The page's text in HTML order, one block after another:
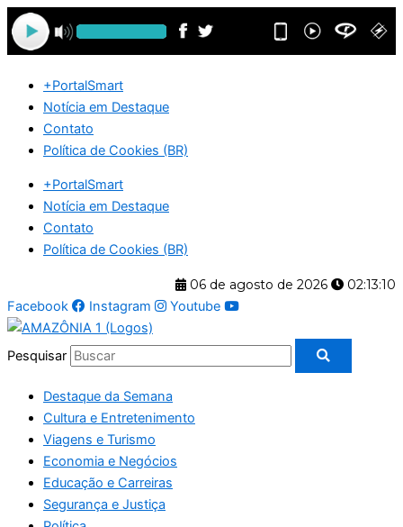
Ir
para
o
+PortalSmart
Notícia em Destaque
Contato
Política de Cookies (BR)
+PortalSmart
Notícia em Destaque
Contato
Política de Cookies (BR)
06 de agosto de 2026
02:13:10
Facebook
Instagram Youtube
Pesquisar
Destaque da Semana
Cultura e Entretenimento
Viagens e Turismo
Economia e Negócios
Educação e Carreiras
Segurança e Justiça